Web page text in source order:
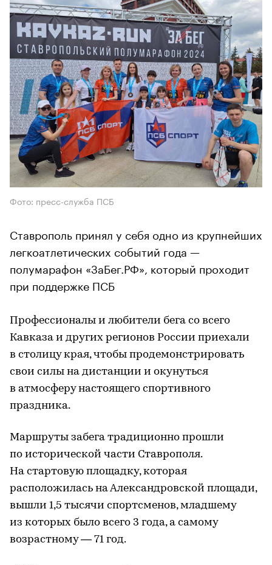
Фото: пресс-служба ПСБ
Ставрополь принял у себя одно из крупнейших
легкоатлетических событий года —
полумарафон «ЗаБег.РФ», который проходит
при поддержке ПСБ
Профессионалы и любители бега со всего
Кавказа и других регионов России приехали
в столицу края, чтобы продемонстрировать
свои силы на дистанции и окунуться
в атмосферу настоящего спортивного
праздника.
Маршруты забега традиционно прошли
по исторической части Ставрополя.
На стартовую площадку, которая
расположилась на Александровской площади,
вышли 1,5 тысячи спортсменов, младшему
из которых было всего 3 года, а самому
возрастному — 71 год.